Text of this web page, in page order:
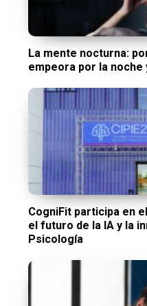
La mente nocturna:
empeora por la noche
CogniFit participa en
el futuro de la IA y la
Psicología